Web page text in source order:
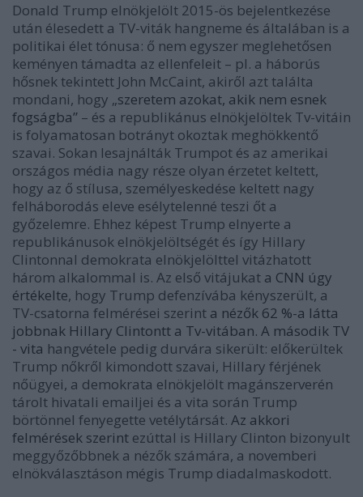
Donald Trump elnökjelölt 2015-ös bejelentkezése
után élesedett a TV-viták hangneme és általában is a
politikai élet tónusa: ő nem egyszer meglehetősen
keményen támadta az ellenfeleit – pl. a háborús
hősnek tekintett John McCaint, akiről azt találta
mondani, hogy „szeretem azokat, akik nem esnek
fogságba” – és a republikánus elnökjelöltek Tv-vitáin
is folyamatosan botrányt okoztak meghökkentő
szavai. Sokan lesajnálták Trumpot és az amerikai
országos média nagy része olyan érzetet keltett,
hogy az ő stílusa, személyeskedése keltett nagy
felháborodás eleve esélytelenné teszi őt a
győzelemre. Ehhez képest Trump elnyerte a
republikánusok elnökjelöltségét és így Hillary
Clintonnal demokrata elnökjelölttel vitázhatott
három alkalommal is. Az első vitájukat a CNN úgy
értékelte, hogy Trump defenzívába kényszerült, a
TV-csatorna felmérései szerint a nézők 62 %-a látta
jobbnak Hillary Clintontt a Tv-vitában. A második TV
- vita hangvétele pedig durvára sikerült: előkerültek
Trump nőkről kimondott szavai, Hillary férjének
nőügyei, a demokrata elnökjelölt magánszerverén
tárolt hivatali emailjei és a vita során Trump
börtönnel fenyegette vetélytársát. Az akkori
felmérések szerint ezúttal is Hillary Clinton bizonyult
meggyőzőbbnek a nézők számára, a novemberi
elnökválasztáson mégis Trump diadalmaskodott.